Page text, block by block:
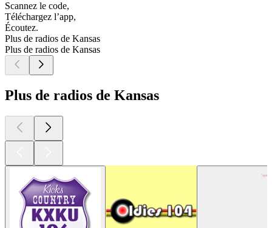
Scannez le code,
Téléchargez l’app,
Écoutez.
Plus de radios de Kansas
Plus de radios de Kansas
Plus de radios de Kansas